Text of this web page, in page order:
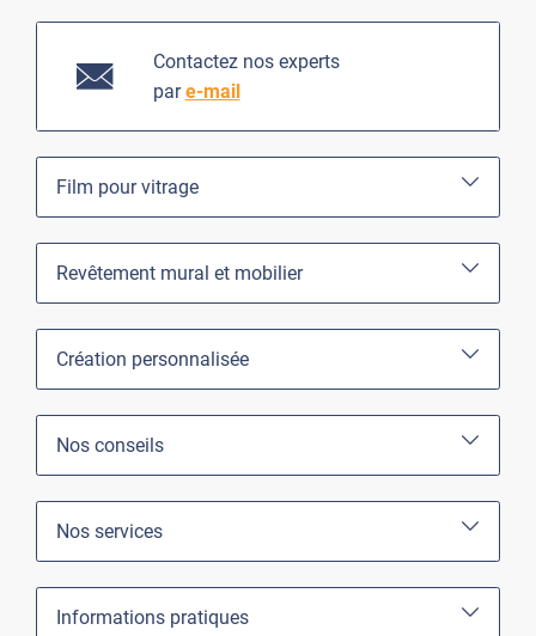
Contactez nos experts
pare-mail
Film pour vitrage
Revêtement mural et mobilier
Création personnalisée
Nos conseils
Nos services
Informations pratiques